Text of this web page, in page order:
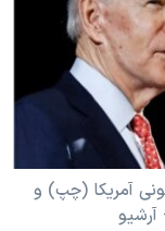
آمریکا (چپ) و